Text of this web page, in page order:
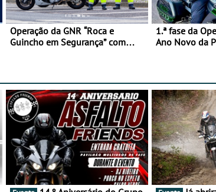
Operação da GNR “Roca e
Guincho em Segurança” com
1.ª fase da
Ano Novo da